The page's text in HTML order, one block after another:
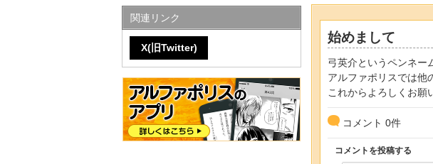
始めまして
弓英介というペンネー
アルファポリスでは他
これからよろしくお願
コメント 0件
コメントを投稿する
関連リンク
X(旧Twitter)